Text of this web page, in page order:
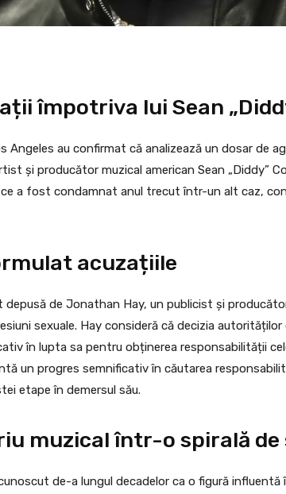
împotriva lui Sean
Angeles au confirmat că analizează un dosar de
și producător muzical american Sean „Diddy”
ce a fost condamnat anul trecut într-un alt caz,
acuzațiile
depusă de Jonathan Hay, un publicist și
sexuale. Hay consideră că decizia
în lupta sa pentru obținerea responsabilității
un progres semnificativ în căutarea
etape în demersul său.
muzical într-o spirală
de-a lungul decadelor ca o figură influentă